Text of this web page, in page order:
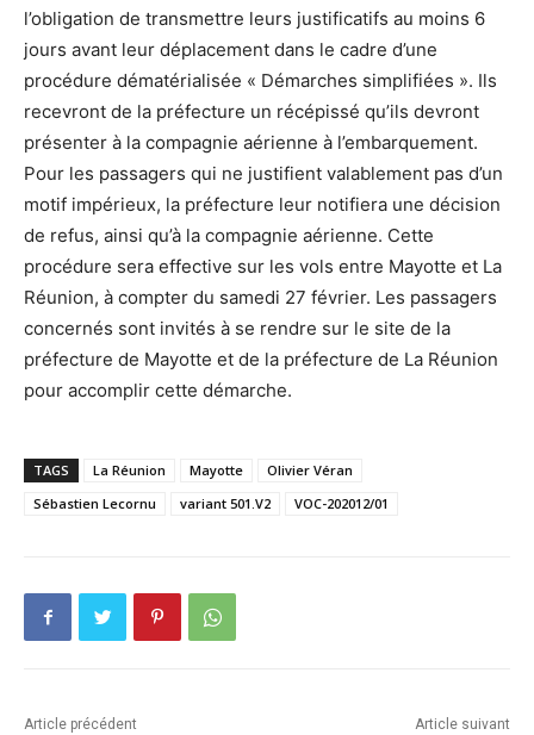
l’obligation de transmettre leurs justificatifs au moins 6
jours avant leur déplacement dans le cadre d’une
procédure dématérialisée « Démarches simplifiées ». Ils
recevront de la préfecture un récépissé qu’ils devront
présenter à la compagnie aérienne à l’embarquement.
Pour les passagers qui ne justifient valablement pas d’un
motif impérieux, la préfecture leur notifiera une décision
de refus, ainsi qu’à la compagnie aérienne. Cette
procédure sera effective sur les vols entre Mayotte et La
Réunion, à compter du samedi 27 février. Les passagers
concernés sont invités à se rendre sur le site de la
préfecture de Mayotte et de la préfecture de La Réunion
pour accomplir cette démarche.
TAGS La Réunion Mayotte
Olivier Véran
Sébastien Lecornu
variant 501.V2 VOC-202012/01
Article précédent Article suivant